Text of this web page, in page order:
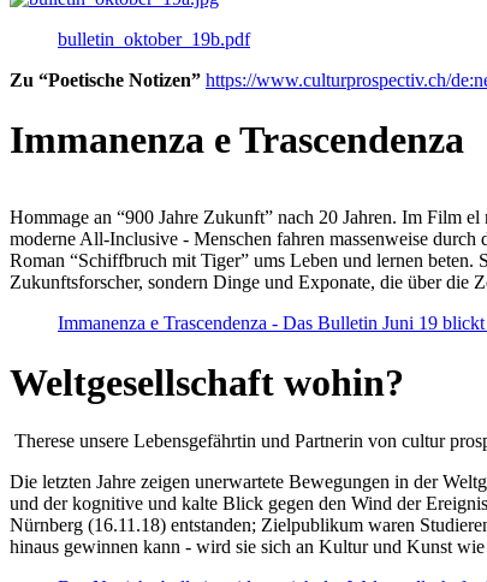
bulletin_oktober_19b.pdf
Zu “Poetische Notizen” https://www.culturprospectiv.ch/
Immanenza e Trascendenza
Hommage an “900 Jahre Zukunft” nach 20 Jahren. Im Film
moderne All-Inclusive - Menschen fahren massenweise
Roman “Schiffbruch mit Tiger” ums Leben und lernen
Zukunftsforscher, sondern Dinge und Exponate, die über die
Immanenza e Trascendenza - Das Bulletin Juni 19
Weltgesellschaft wohin?
Therese unsere Lebensgefährtin und Partnerin von cultur
Die letzten Jahre zeigen unerwartete Bewegungen in der
und der kognitive und kalte Blick gegen den Wind der
Nürnberg (16.11.18) entstanden; Zielpublikum waren
hinaus gewinnen kann - wird sie sich an Kultur und Kunst